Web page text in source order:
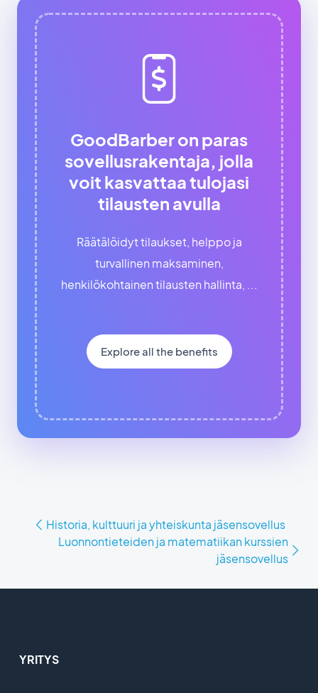
GoodBarber on paras
sovellusrakentaja, jolla
voit kasvattaa tulojasi
tilausten avulla
Räätälöidyt tilaukset, helppo ja
turvallinen maksaminen,
henkilökohtainen tilausten hallinta, ...
Explore all the benefits
Historia, kulttuuri ja yhteiskunta jäsensovellus
Luonnontieteiden ja matematiikan kurssien
jäsensovellus
YRITYS